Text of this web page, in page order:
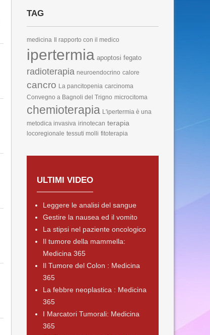
TAG
medicina Il rapporto con il medico
ipertermia apoptosi fegato
radioterapia neuroendocrino calore
cancro La pancitopenia carcinoma
Convegno a Bagnoli del Trigno microcitoma
chemioterapia L'ipertermia è una
metodica invasiva irinotecan terapia
locoregionale tessuti molli fitoterapia
ULTIMI VIDEO
Leggere le analisi del sangue
Gestire la nausea ed il vomito
La stipsi nel paziente oncologico
Il tumore della mammella:
Medicina 365
Il Tumore del Colon : Medicina
365
La febbre neoplastica : Medicina
365
I Marcatori Tumorali: Medicina
365